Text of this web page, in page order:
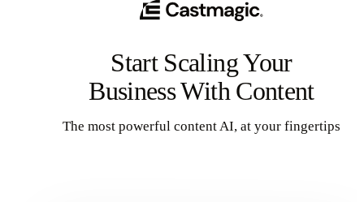
Start Scaling Your
Business With Content
The most powerful content AI, at your fingertips